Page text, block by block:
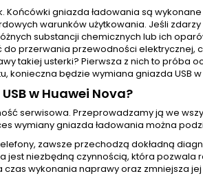
Końcówki gniazda ładowania są
warunków użytkowania. Jeśli
substancji chemicznych lub ich
przerwania przewodności elektrycznej,
takiej usterki? Pierwsza z nich to próba
konieczna będzie wymiana gniazda USB w
w Huawei Nova?
serwisowa. Przeprowadzamy ją we
wymiany gniazda ładowania można
zawsze przechodzą dokładną
niezbędną czynnością, która pozwala
wykonania naprawy oraz zmniejsza jej